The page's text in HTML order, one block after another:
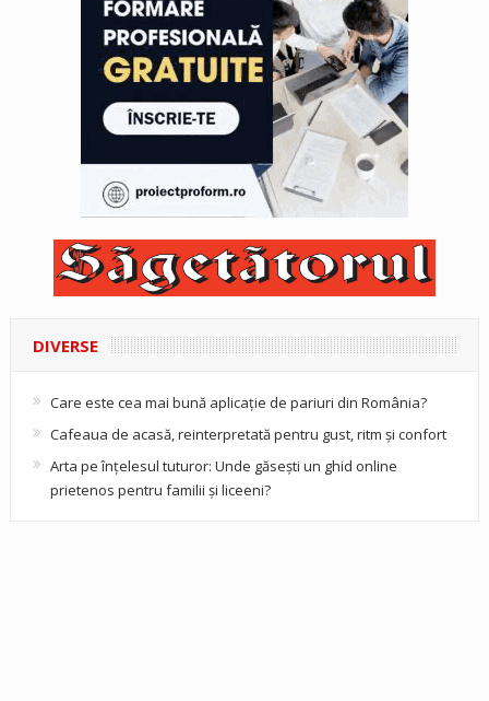
DIVERSE
Care este cea mai bună aplicație de pariuri din România?
Cafeaua de acasă, reinterpretată pentru gust, ritm și confort
Arta pe înțelesul tuturor: Unde găsești un ghid online
prietenos pentru familii și liceeni?